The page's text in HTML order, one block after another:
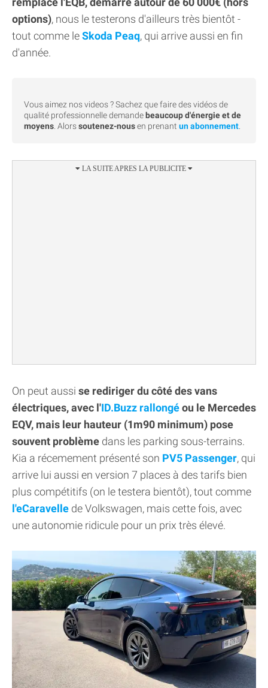
options), nous le testerons d'ailleurs très bientôt -
tout comme leSkoda Peaq, qui arrive aussi en fin
d'année.
Vous aimez nos videos ? Sachez que faire des vidéos de
qualité professionnelle demande beaucoup d'énergie et de
moyens. Alorssoutenez-nousen prenant un abonnement.
On peut aussi se rediriger du côté des vans
électriques, avec l'ID.Buzz rallongéou le Mercedes
EQV, mais leur hauteur (1m90 minimum) pose
souvent problème dans les parking sous-terrains.
Kia a récemement présenté son PV5 Passenger, qui
arrive lui aussi en version 7 places à des tarifs bien
plus compétitifs (on le testera bientôt), tout comme
l'eCaravelle de Volkswagen, mais cette fois, avec
une autonomie ridicule pour un prix très élevé.